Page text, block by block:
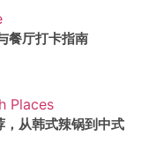
餐厅打卡指南
从韩式辣锅到中式